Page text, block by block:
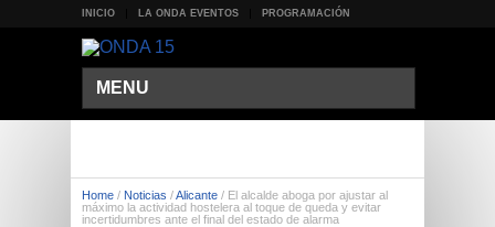
INICIO LA ONDA EVENTOS PROGRAMACIÓN
MENU
Home / Noticias /Alicante / El alcalde aboga por ajustar al
máximo la actividad hostelera al toque de queda y evitar
incertidumbres ante el final del estado de alarma